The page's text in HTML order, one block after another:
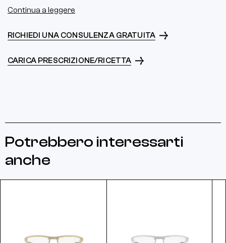
Continua a leggere
RICHIEDI UNA CONSULENZA GRATUITA
CARICA PRESCRIZIONE/RICETTA
Potrebbero interessarti
anche